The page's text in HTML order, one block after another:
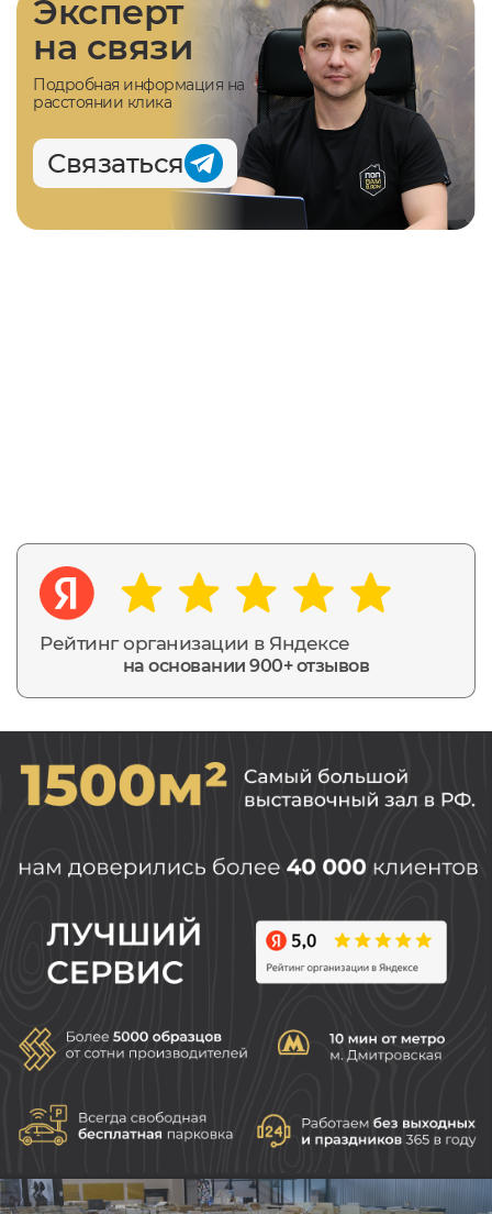
Рейтинг организации в Яндексе
на основании 900+ отзывов
Эксперт
на связи
Подробная информация на
расстоянии клика
Связаться